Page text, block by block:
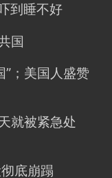
到睡不好
国
”；美国人盛赞
就被紧急处
底崩蹋